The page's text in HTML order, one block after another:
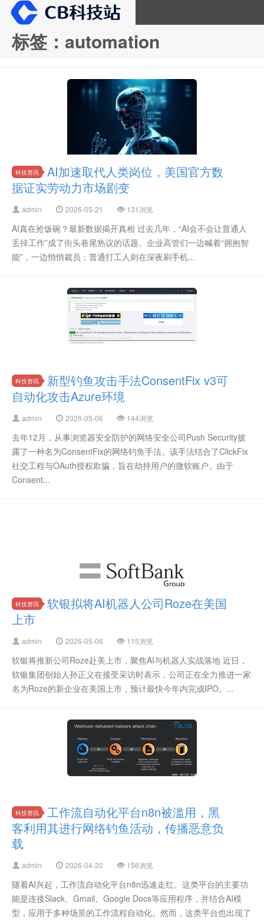
标签：automation
科技资讯
AI加速取代人类岗位，美国官方数
据证实劳动力市场剧变
admin 2026-05-21 131浏览
AI真在抢饭碗？最新数据揭开真相 过去几年，“AI会不会让普通人
丢掉工作”成了街头巷尾热议的话题。企业高管们一边喊着“拥抱智
能”，一边悄悄裁员；普通打工人则在深夜刷手机...
科技资讯
新型钓鱼攻击手法ConsentFix v3可
自动化攻击Azure环境
admin 2026-05-06 144浏览
去年12月，从事浏览器安全防护的网络安全公司Push Security披
露了一种名为ConsentFix的网络钓鱼手法。该手法结合了ClickFix
社交工程与OAuth授权欺骗，旨在劫持用户的微软账户。由于
Consent...
科技资讯
软银拟将AI机器人公司Roze在美国
上市
admin 2026-05-06 115浏览
软银将推新公司Roze赴美上市，聚焦AI与机器人实战落地 近日，
软银集团创始人孙正义在接受采访时表示，公司正在全力推进一家
名为Roze的新企业在美国上市，预计最快今年内完成IPO。...
科技资讯
工作流自动化平台n8n被滥用，黑
客利用其进行网络钓鱼活动，传播恶意负
载
admin 2026-04-20 156浏览
随着AI兴起，工作流自动化平台n8n迅速走红。这类平台的主要功
能是连接Slack、Gmail、Google Docs等应用程序，并结合AI模
型，应用于多种场景的工作流程自动化。然而，这类平台也出现了